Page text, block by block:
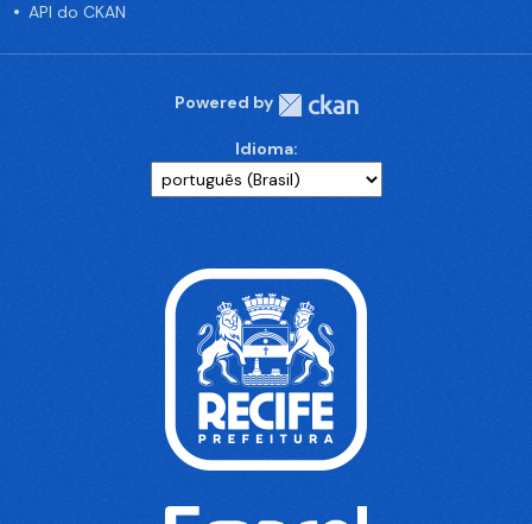
API do CKAN
Powered by
Idioma